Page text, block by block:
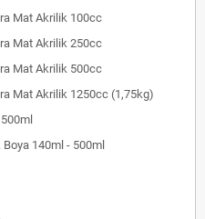
Mat Akrilik 100cc
Mat Akrilik 250cc
Mat Akrilik 500cc
Mat Akrilik 1250cc (1,75kg)
140ml - 500ml